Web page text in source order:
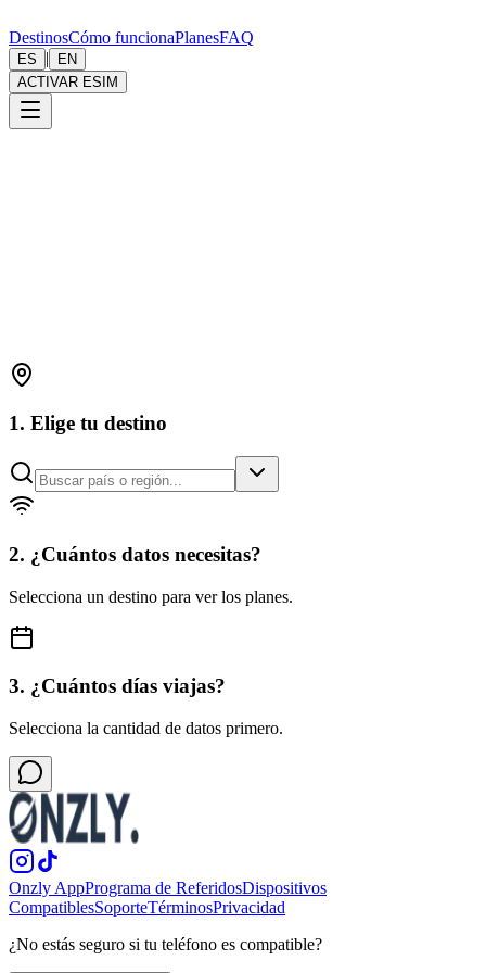
DestinosCómo funcionaPlanesFAQ
ES |
EN
ACTIVAR ESIM
1. Elige tu destino
2. ¿Cuántos datos necesitas?
Selecciona un destino para ver los planes.
3. ¿Cuántos días viajas?
Selecciona la cantidad de datos primero.
Onzly AppPrograma de ReferidosDispositivos
CompatiblesSoporteTérminosPrivacidad
¿No estás seguro si tu teléfono es compatible?